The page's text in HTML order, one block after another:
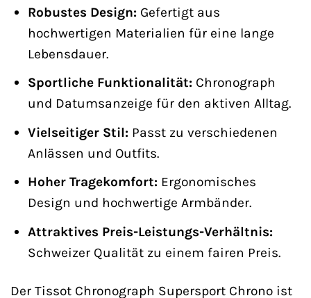
Robustes Design:Gefertigt aus
hochwertigen Materialien für eine lange
Lebensdauer.
Sportliche Funktionalität:Chronograph
und Datumsanzeige für den aktiven Alltag.
Vielseitiger Stil:Passt zu verschiedenen
Anlässen und Outfits.
Hoher Tragekomfort:Ergonomisches
Design und hochwertige Armbänder.
Attraktives Preis-Leistungs-Verhältnis:
Schweizer Qualität zu einem fairen Preis.
Der Tissot Chronograph Supersport Chrono ist